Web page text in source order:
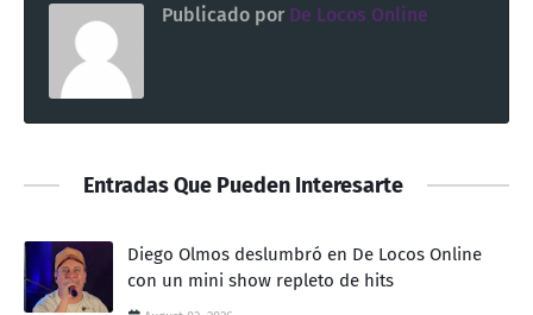
Publicado por De Locos Online
Entradas Que Pueden Interesarte
Diego Olmos deslumbró en De Locos Online
con un mini show repleto de hits